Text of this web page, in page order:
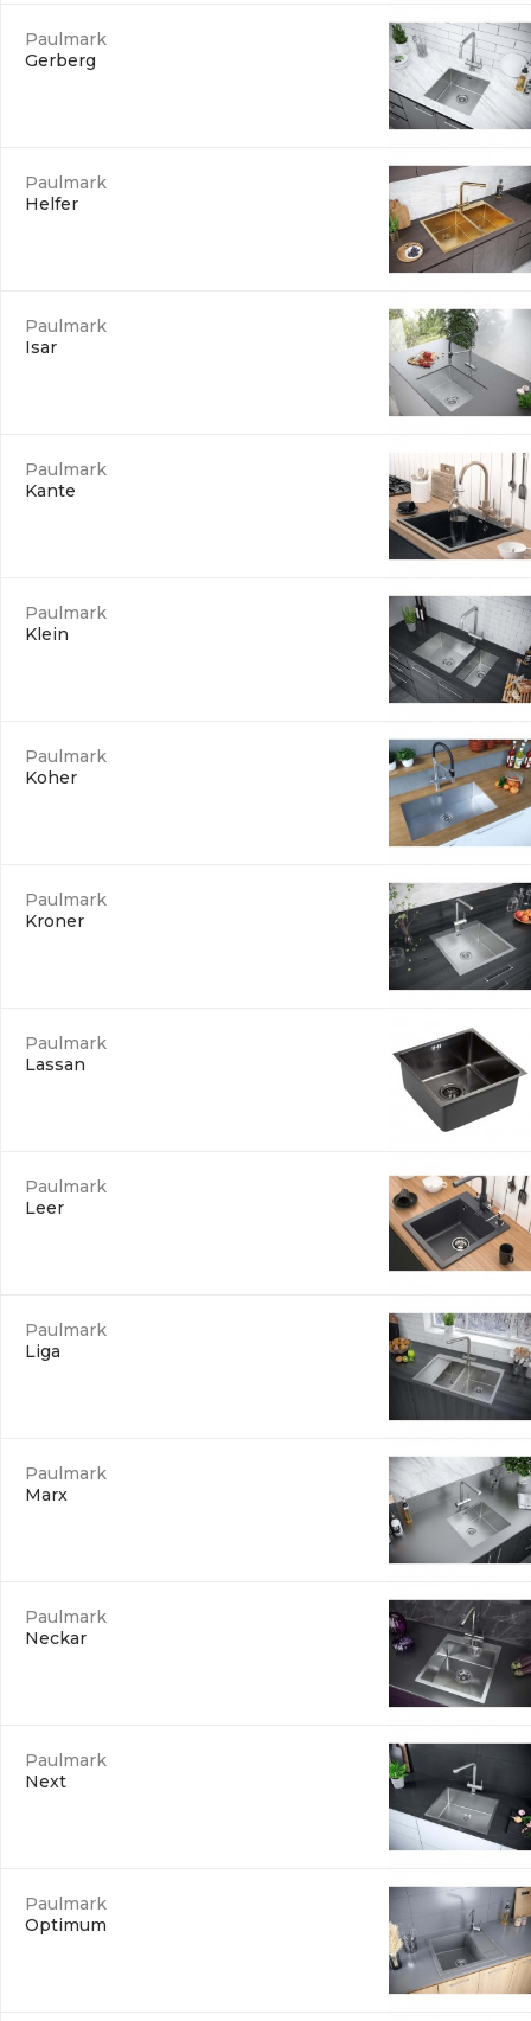
Paulmark
Gerberg
Paulmark
Helfer
Paulmark
Isar
Paulmark
Kante
Paulmark
Klein
Paulmark
Koher
Paulmark
Kroner
Paulmark
Lassan
Paulmark
Leer
Paulmark
Liga
Paulmark
Marx
Paulmark
Neckar
Paulmark
Next
Paulmark
Optimum